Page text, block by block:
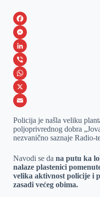
F
a
c
e
b
o
k
M
e
s
s
e
g
e
r
L
i
n
k
d
I
n
V
i
b
r
W
h
t
s
A
p
p
X
m
a
i
l
Policija je našla veliku
poljoprivrednog dobra
nezvanično saznaje Radio-
Navodi se da na putu ka
nalaze plastenici
velika aktivnost policije i
zasadi većeg obima.